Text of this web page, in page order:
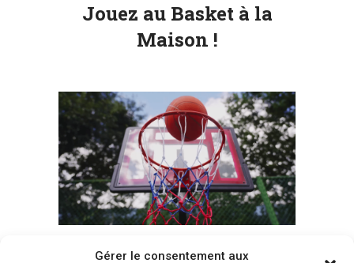
Gérer le consentement aux
Jouez au Basket à la
Maison !